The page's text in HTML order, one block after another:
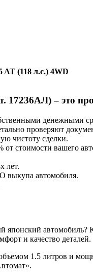
AT (118 л.с.) 4WD
17236АЛ) – это
денежными
проверяют
чистоту сделки.
от стоимости вашего
лет.
автомобиля.
автомобиль?
и качество деталей.
1.5 литров и